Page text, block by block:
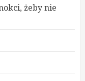
żeby nie